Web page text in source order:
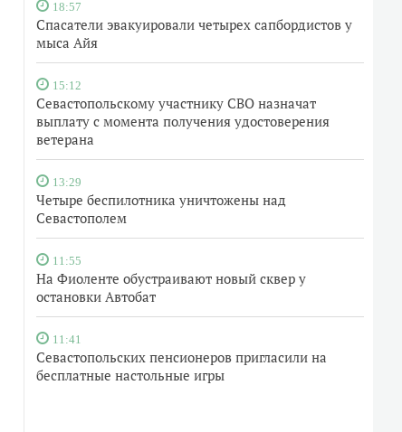
18:57
Спасатели эвакуировали четырех сапбордистов у
мыса Айя
15:12
Севастопольскому участнику СВО назначат
выплату с момента получения удостоверения
ветерана
13:29
Четыре беспилотника уничтожены над
Севастополем
11:55
На Фиоленте обустраивают новый сквер у
остановки Автобат
11:41
Севастопольских пенсионеров пригласили на
бесплатные настольные игры